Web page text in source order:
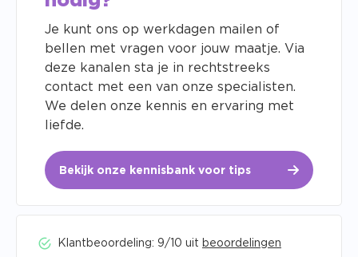
Je kunt ons op werkdagen mailen of
bellen met vragen voor jouw maatje. Via
deze kanalen sta je in rechtstreeks
contact met een van onze specialisten.
We delen onze kennis en ervaring met
liefde.
Bekijk onze kennisbank voor tips
Klantbeoordeling: 9/10 uit beoordelingen